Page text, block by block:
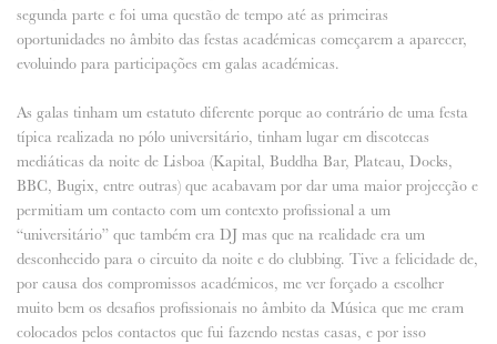
segunda parte e foi uma questão de tempo até as primeiras
oportunidades no âmbito das festas académicas começarem a aparecer,
evoluindo para participações em galas académicas.
As galas tinham um estatuto diferente porque ao contrário de uma festa
típica realizada no pólo universitário, tinham lugar em discotecas
mediáticas da noite de Lisboa (Kapital, Buddha Bar, Plateau, Docks,
BBC, Bugix, entre outras) que acabavam por dar uma maior projecção e
permitiam um contacto com um contexto profissional a um
“universitário” que também era DJ mas que na realidade era um
desconhecido para o circuito da noite e do clubbing. Tive a felicidade de,
por causa dos compromissos académicos, me ver forçado a escolher
muito bem os desafios profissionais no âmbito da Música que me eram
colocados pelos contactos que fui fazendo nestas casas, e por isso